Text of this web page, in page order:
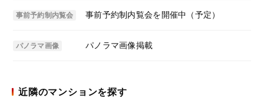
事前予約制内覧会 事前予約制内覧会を開催中（予定）
パノラマ画像 パノラマ画像掲載
近隣のマンションを探す